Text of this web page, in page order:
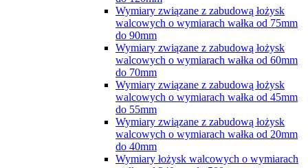
Wymiary związane z zabudową łożysk
walcowych o wymiarach wałka od 75mm
do 90mm
Wymiary związane z zabudową łożysk
walcowych o wymiarach wałka od 60mm
do 70mm
Wymiary związane z zabudową łożysk
walcowych o wymiarach wałka od 45mm
do 55mm
Wymiary związane z zabudową łożysk
walcowych o wymiarach wałka od 20mm
do 40mm
Wymiary łożysk walcowych o wymiarach